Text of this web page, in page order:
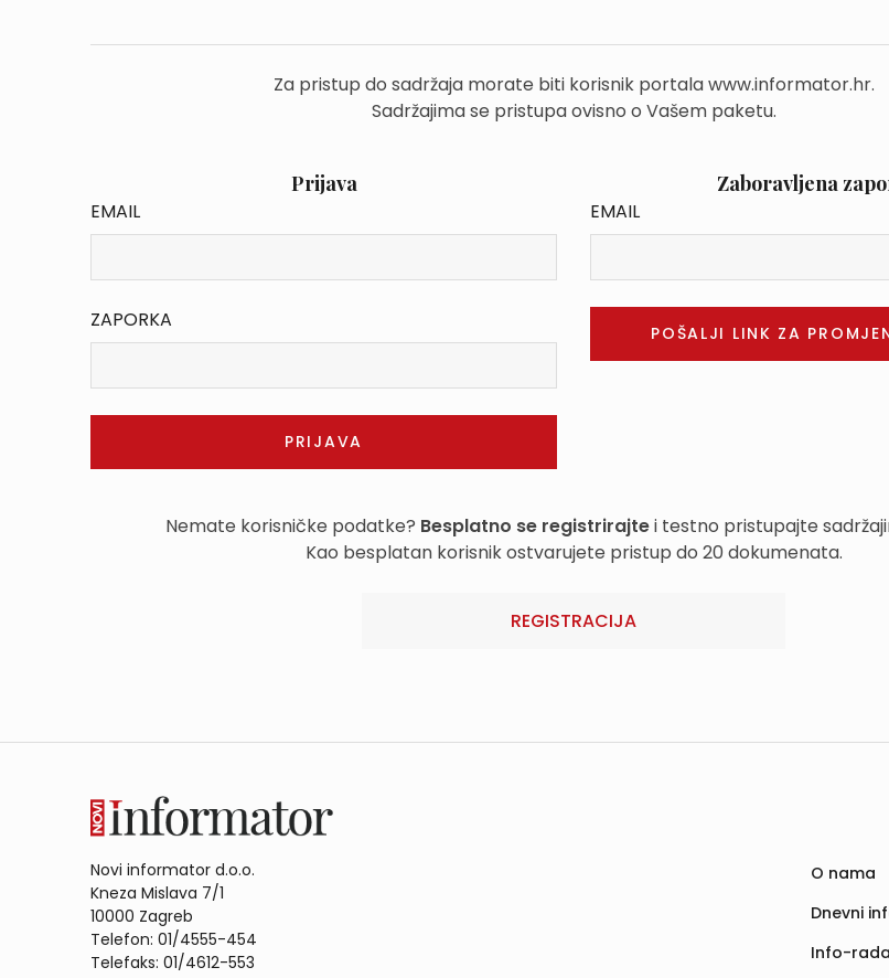
Za pristup do sadržaja morate biti korisnik portala www.informator.hr.
Sadržajima se pristupa ovisno o Vašem paketu.
Prijava
EMAIL
ZAPORKA
Zaboravljena
EMAIL
Nemate korisničke podatke? Besplatno se registrirajtei testno pristupajte
Kao besplatan korisnik ostvarujete pristup do 20 dokumenata.
REGISTRACIJA
Novi informator d.o.o.
Kneza Mislava 7/1
10000 Zagreb
Telefon: 01/4555-454
Telefaks: 01/4612-553
O nama
Dnevni
Info-